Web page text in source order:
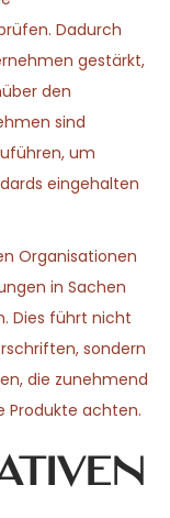
Dadurch
gestärkt,
den
sind
um
eingehalten
Organisationen
in Sachen
Dies führt nicht
sondern
die zunehmend
Produkte achten.